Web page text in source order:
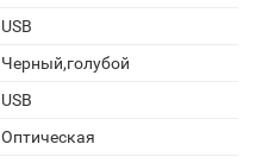
USB
Черный,голубой
USB
Оптическая